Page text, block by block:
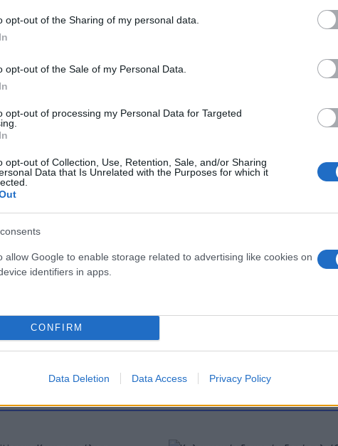
opt-out of the Sharing of my personal data.
opt-out of the Sale of my Personal Data.
opt-out of processing my Personal Data for Targeted
opt-out of Collection, Use, Retention, Sale, and/or Sharing
Data that Is Unrelated with the Purposes for which it
allow Google to enable storage related to advertising like cookies on
identifiers in apps.
CONFIRM
Data Deletion Data Access Privacy Policy
της εκπαίδευσής μας. Είναι κρίμα, κάποιοι να
χώρο που τα παιδιά μας μεγαλώνουν και